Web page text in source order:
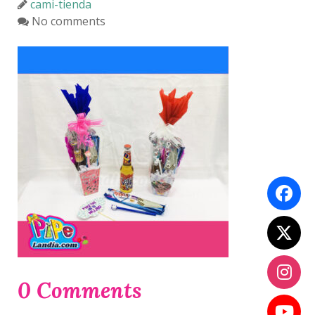
cami-tienda
No comments
0 Comments